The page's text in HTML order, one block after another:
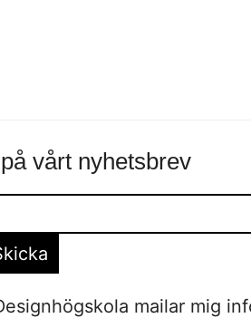
vårt nyhetsbrev
mailar mig